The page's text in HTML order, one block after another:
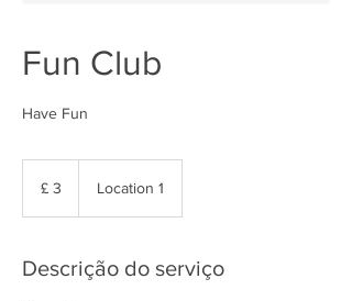
Fun Club
Have Fun
esterlinas
£ 3 Location 1
Descrição do serviço